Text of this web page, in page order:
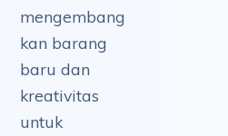
mengembang
kan barang
baru dan
kreativitas
untuk